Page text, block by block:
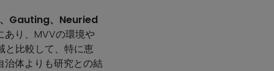
Gauting、Neuried
あり、MVVの環境や
と比較して、特に恵
体よりも研究との結